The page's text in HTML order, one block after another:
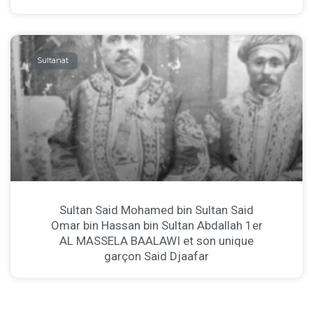
Sultanat
Sultan Said Mohamed bin Sultan Said
Omar bin Hassan bin Sultan Abdallah 1er
AL MASSELA BAALAWI et son unique
garçon Said Djaafar